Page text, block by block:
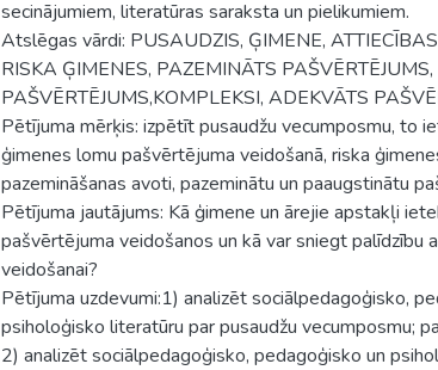
secinājumiem, literatūras saraksta un pielikumiem.
Atslēgas vārdi: PUSAUDZIS, ĢIMENE,
RISKA ĢIMENES, PAZEMINĀTS
PAŠVĒRTĒJUMS,KOMPLEKSI, ADEKVĀTS
Pētījuma mērķis: izpētīt pusaudžu vecumposmu, to
ģimenes lomu pašvērtējuma veidošanā, riska
pazemināšanas avoti, pazeminātu un paaugstinātu
Pētījuma jautājums: Kā ģimene un ārejie apstakļi
pašvērtējuma veidošanos un kā var sniegt palīdzību
veidošanai?
Pētījuma uzdevumi:1) analizēt sociālpedagoģisko,
psiholoģisko literatūru par pusaudžu vecumposmu;
2) analizēt sociālpedagoģisko, pedagoģisko un